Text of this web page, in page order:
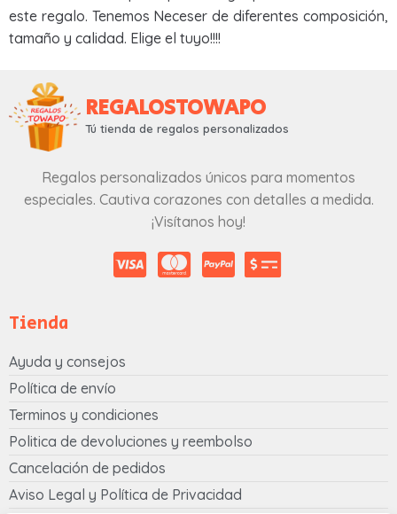
este regalo. Tenemos Neceser de diferentes composición,
tamaño y calidad. Elige el tuyo!!!!
REGALOSTOWAPO
Tú tienda de regalos personalizados
Regalos personalizados únicos para momentos
especiales. Cautiva corazones con detalles a medida.
¡Visítanos hoy!
Tienda
Ayuda y consejos
Política de envío
Terminos y condiciones
Politica de devoluciones y reembolso
Cancelación de pedidos
Aviso Legal y Política de Privacidad